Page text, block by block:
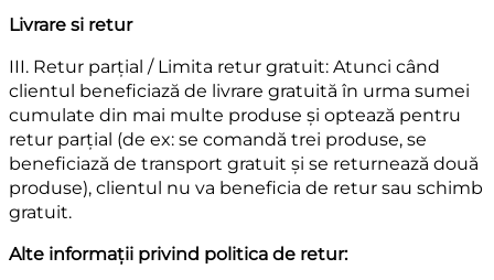
Livrare si retur
III. Retur parțial / Limita retur gratuit: Atunci când
clientul beneficiază de livrare gratuită în urma sumei
cumulate din mai multe produse și optează pentru
retur parțial (de ex: se comandă trei produse, se
beneficiază de transport gratuit și se returnează două
produse), clientul nu va beneficia de retur sau schimb
gratuit.
Alte informații privind politica de retur: